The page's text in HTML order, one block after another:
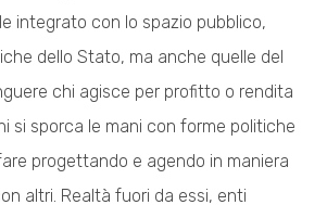
integrato con lo spazio pubblico,
dello Stato, ma anche quelle del
chi agisce per profitto o rendita
si sporca le mani con forme politiche
progettando e agendo in maniera
altri. Realtà fuori da essi, enti